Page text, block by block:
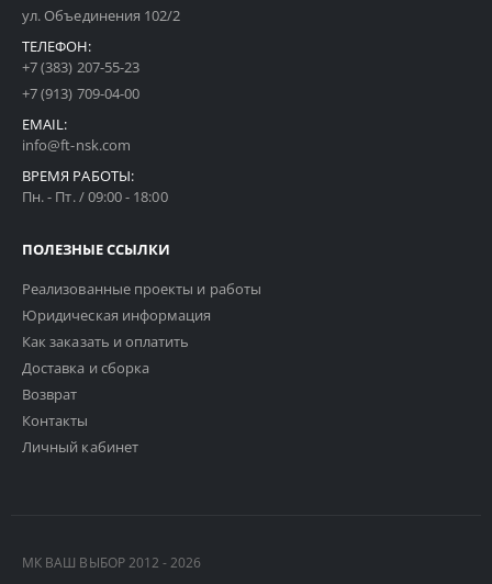
ул. Объединения 102/2
ТЕЛЕФОН:
+7 (383) 207-55-23
+7 (913) 709-04-00
EMAIL:
info@ft-nsk.com
ВРЕМЯ РАБОТЫ:
Пн. - Пт. / 09:00 - 18:00
ПОЛЕЗНЫЕ ССЫЛКИ
Реализованные проекты и работы
Юридическая информация
Как заказать и оплатить
Доставка и сборка
Возврат
Контакты
Личный кабинет
МК ВАШ ВЫБОР 2012 - 2026